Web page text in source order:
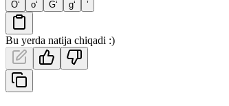
O‘ o‘ G‘ g‘ ’
Bu yerda natija chiqadi :)